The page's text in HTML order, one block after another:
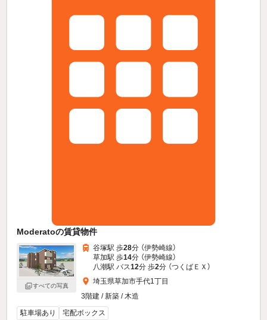
Moderatoの賃貸物件
すべての写真
谷塚駅 歩28分 （伊勢崎線）
草加駅 歩14分 （伊勢崎線）
八潮駅 バス12分 歩2分 （つくばＥＸ）
埼玉県草加市手代1丁目
3階建 / 新築 / 木造
駐車場あり
宅配ボックス